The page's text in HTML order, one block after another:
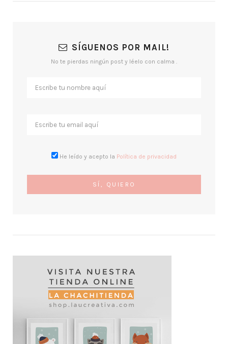
SÍGUENOS POR MAIL!
No te pierdas ningún post y léelo con calma .
He leído y acepto la Política de privacidad